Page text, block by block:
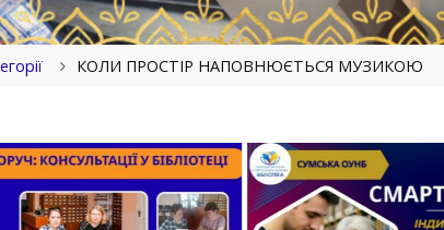
КОЛИ ПРОСТІР НАПОВНЮЄТЬСЯ МУЗИКОЮ